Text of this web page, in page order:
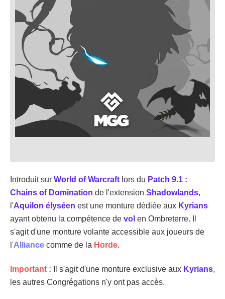
Introduit sur World of Warcraft lors du Patch 9.1 :
Chains of Domination de l'extension Shadowlands,
l'Aquilon élyséen est une monture dédiée aux Kyrians
ayant obtenu la compétence de vol en Ombreterre. Il
s'agit d'une monture volante accessible aux joueurs de
l'Alliance comme de la Horde.
Important : Il s'agit d'une monture exclusive aux Kyrians,
les autres Congrégations n'y ont pas accès.